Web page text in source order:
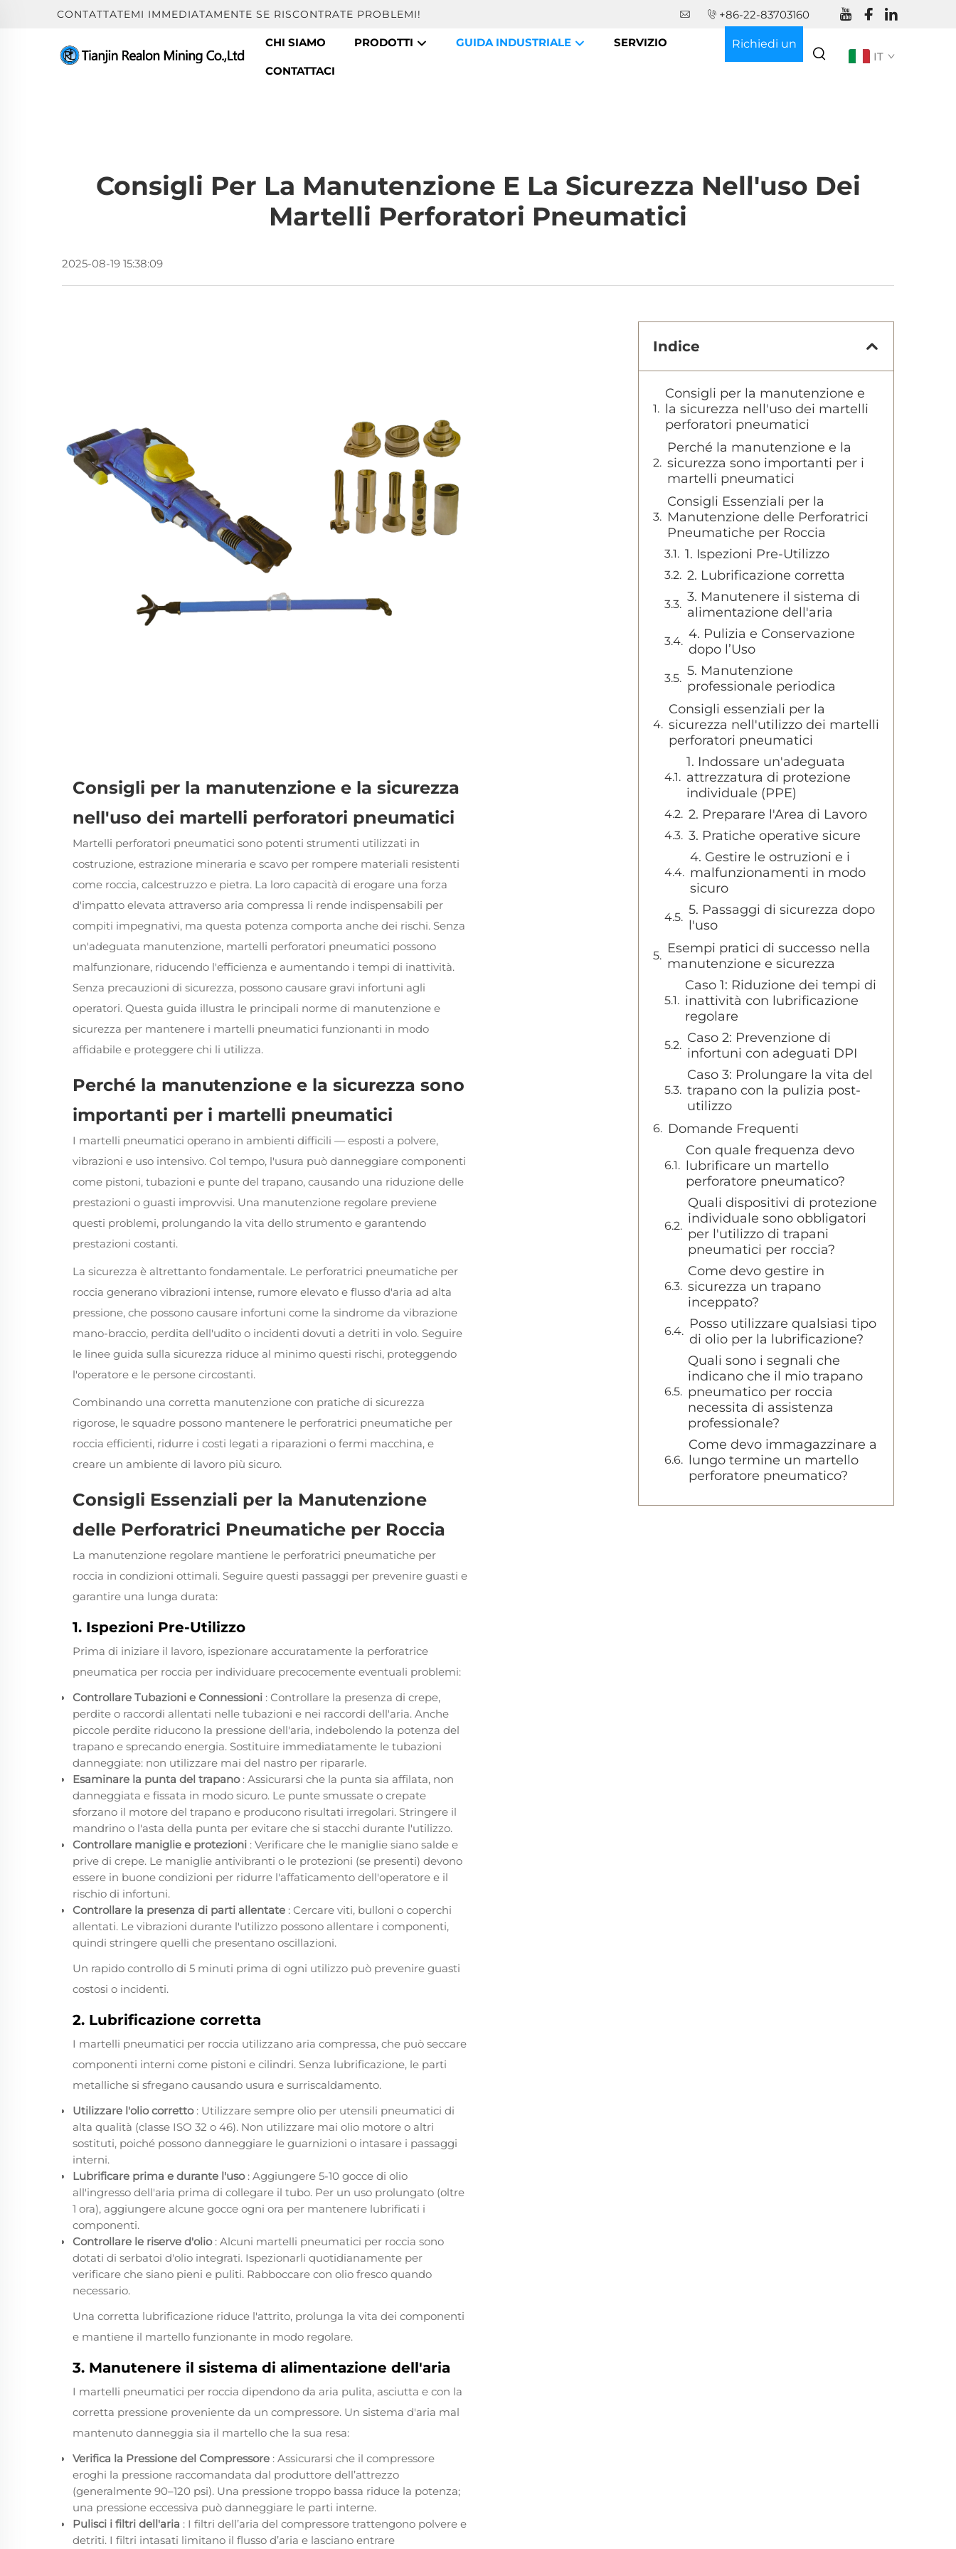
CONTATTATEMI IMMEDIATAMENTE SE RISCONTRATE PROBLEMI! +86-22-83703160
CHI SIAMO PRODOTTI GUIDA INDUSTRIALE SERVIZIO
CONTATTACI
Richiedi un
IT
Consigli Per La Manutenzione E La Sicurezza Nell'uso Dei
Martelli Perforatori Pneumatici
2025-08-19 15:38:09
Indice
Consigli per la manutenzione e
la sicurezza nell'uso dei martelli
perforatori pneumatici
Perché la manutenzione e la
sicurezza sono importanti per i
martelli pneumatici
Consigli Essenziali per la
Manutenzione delle Perforatrici
Pneumatiche per Roccia
1. Ispezioni Pre-Utilizzo
2. Lubrificazione corretta
3. Manutenere il sistema di
alimentazione dell'aria
4. Pulizia e Conservazione
dopo l’Uso
5. Manutenzione
professionale periodica
Consigli essenziali per la
sicurezza nell'utilizzo dei martelli
perforatori pneumatici
1. Indossare un'adeguata
attrezzatura di protezione
individuale (PPE)
2. Preparare l'Area di Lavoro
3. Pratiche operative sicure
4. Gestire le ostruzioni e i
malfunzionamenti in modo
sicuro
5. Passaggi di sicurezza dopo
l'uso
Esempi pratici di successo nella
manutenzione e sicurezza
Caso 1: Riduzione dei tempi di
inattività con lubrificazione
regolare
Caso 2: Prevenzione di
infortuni con adeguati DPI
Caso 3: Prolungare la vita del
trapano con la pulizia post-
utilizzo
Domande Frequenti
Con quale frequenza devo
lubrificare un martello
perforatore pneumatico?
Quali dispositivi di protezione
individuale sono obbligatori
per l'utilizzo di trapani
pneumatici per roccia?
Come devo gestire in
sicurezza un trapano
inceppato?
Posso utilizzare qualsiasi tipo
di olio per la lubrificazione?
Quali sono i segnali che
indicano che il mio trapano
pneumatico per roccia
necessita di assistenza
professionale?
Come devo immagazzinare a
lungo termine un martello
perforatore pneumatico?
Consigli per la manutenzione e la sicurezza
nell'uso dei martelli perforatori pneumatici
Martelli perforatori pneumatici sono potenti strumenti utilizzati in
costruzione, estrazione mineraria e scavo per rompere materiali resistenti
come roccia, calcestruzzo e pietra. La loro capacità di erogare una forza
d'impatto elevata attraverso aria compressa li rende indispensabili per
compiti impegnativi, ma questa potenza comporta anche dei rischi. Senza
un'adeguata manutenzione, martelli perforatori pneumatici possono
malfunzionare, riducendo l'efficienza e aumentando i tempi di inattività.
Senza precauzioni di sicurezza, possono causare gravi infortuni agli
operatori. Questa guida illustra le principali norme di manutenzione e
sicurezza per mantenere i martelli pneumatici funzionanti in modo
affidabile e proteggere chi li utilizza.
Perché la manutenzione e la sicurezza sono
importanti per i martelli pneumatici
I martelli pneumatici operano in ambienti difficili — esposti a polvere,
vibrazioni e uso intensivo. Col tempo, l'usura può danneggiare componenti
come pistoni, tubazioni e punte del trapano, causando una riduzione delle
prestazioni o guasti improvvisi. Una manutenzione regolare previene
questi problemi, prolungando la vita dello strumento e garantendo
prestazioni costanti.
La sicurezza è altrettanto fondamentale. Le perforatrici pneumatiche per
roccia generano vibrazioni intense, rumore elevato e flusso d'aria ad alta
pressione, che possono causare infortuni come la sindrome da vibrazione
mano-braccio, perdita dell'udito o incidenti dovuti a detriti in volo. Seguire
le linee guida sulla sicurezza riduce al minimo questi rischi, proteggendo
l'operatore e le persone circostanti.
Combinando una corretta manutenzione con pratiche di sicurezza
rigorose, le squadre possono mantenere le perforatrici pneumatiche per
roccia efficienti, ridurre i costi legati a riparazioni o fermi macchina, e
creare un ambiente di lavoro più sicuro.
Consigli Essenziali per la Manutenzione
delle Perforatrici Pneumatiche per Roccia
La manutenzione regolare mantiene le perforatrici pneumatiche per
roccia in condizioni ottimali. Seguire questi passaggi per prevenire guasti e
garantire una lunga durata:
1. Ispezioni Pre-Utilizzo
Prima di iniziare il lavoro, ispezionare accuratamente la perforatrice
pneumatica per roccia per individuare precocemente eventuali problemi:
Controllare Tubazioni e Connessioni : Controllare la presenza di crepe,
perdite o raccordi allentati nelle tubazioni e nei raccordi dell'aria. Anche
piccole perdite riducono la pressione dell'aria, indebolendo la potenza del
trapano e sprecando energia. Sostituire immediatamente le tubazioni
danneggiate: non utilizzare mai del nastro per ripararle.
Esaminare la punta del trapano : Assicurarsi che la punta sia affilata, non
danneggiata e fissata in modo sicuro. Le punte smussate o crepate
sforzano il motore del trapano e producono risultati irregolari. Stringere il
mandrino o l'asta della punta per evitare che si stacchi durante l'utilizzo.
Controllare maniglie e protezioni : Verificare che le maniglie siano salde e
prive di crepe. Le maniglie antivibranti o le protezioni (se presenti) devono
essere in buone condizioni per ridurre l'affaticamento dell'operatore e il
rischio di infortuni.
Controllare la presenza di parti allentate : Cercare viti, bulloni o coperchi
allentati. Le vibrazioni durante l'utilizzo possono allentare i componenti,
quindi stringere quelli che presentano oscillazioni.
Un rapido controllo di 5 minuti prima di ogni utilizzo può prevenire guasti
costosi o incidenti.
2. Lubrificazione corretta
I martelli pneumatici per roccia utilizzano aria compressa, che può seccare
componenti interni come pistoni e cilindri. Senza lubrificazione, le parti
metalliche si sfregano causando usura e surriscaldamento.
Utilizzare l'olio corretto : Utilizzare sempre olio per utensili pneumatici di
alta qualità (classe ISO 32 o 46). Non utilizzare mai olio motore o altri
sostituti, poiché possono danneggiare le guarnizioni o intasare i passaggi
interni.
Lubrificare prima e durante l'uso : Aggiungere 5-10 gocce di olio
all'ingresso dell'aria prima di collegare il tubo. Per un uso prolungato (oltre
1 ora), aggiungere alcune gocce ogni ora per mantenere lubrificati i
componenti.
Controllare le riserve d'olio : Alcuni martelli pneumatici per roccia sono
dotati di serbatoi d'olio integrati. Ispezionarli quotidianamente per
verificare che siano pieni e puliti. Rabboccare con olio fresco quando
necessario.
Una corretta lubrificazione riduce l'attrito, prolunga la vita dei componenti
e mantiene il martello funzionante in modo regolare.
3. Manutenere il sistema di alimentazione dell'aria
I martelli pneumatici per roccia dipendono da aria pulita, asciutta e con la
corretta pressione proveniente da un compressore. Un sistema d'aria mal
mantenuto danneggia sia il martello che la sua resa:
Verifica la Pressione del Compressore : Assicurarsi che il compressore
eroghi la pressione raccomandata dal produttore dell’attrezzo
(generalmente 90–120 psi). Una pressione troppo bassa riduce la potenza;
una pressione eccessiva può danneggiare le parti interne.
Pulisci i filtri dell'aria : I filtri dell’aria del compressore trattengono polvere e
detriti. I filtri intasati limitano il flusso d’aria e lasciano entrare